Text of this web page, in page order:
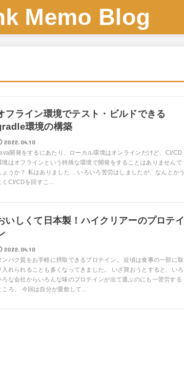
Memo Blog
フライン環境でテスト・ビルドできる
環境の構築
2022.04.10
開発をするにあたり、ローカル環境はオンラインだけど、CI/CD
境はオフラインという特殊な環境で開発をすることはありませんで
ょうか？ 私はありました… いろいろ苦労はしましたが、なんとかう
くCI/CDを回すこ...
いしくて日本製！ハイクリアーのプロテイ
2022.04.10
ンパク質をお手軽に摂取できるプロテイン。 近頃は食事の一部に取
入れられることも多くなってきました。 いざ買おうとすると、いろ
ろな会社からいろんな味のプロテインが出て選ぶのにも一苦労する
ころ。 今回は自分が愛飲して...